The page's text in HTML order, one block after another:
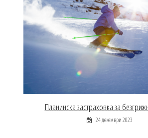
Планинска застраховка за
24 декември 2023